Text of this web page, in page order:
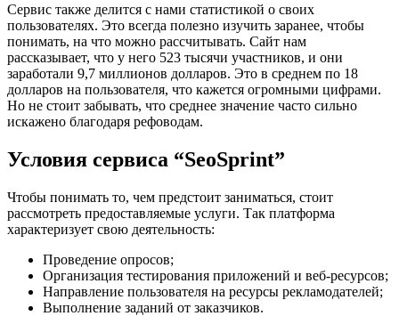
Сервис также делится с нами статистикой о своих
пользователях. Это всегда полезно изучить заранее, чтобы
понимать, на что можно рассчитывать. Сайт нам
рассказывает, что у него 523 тысячи участников, и они
заработали 9,7 миллионов долларов. Это в среднем по 18
долларов на пользователя, что кажется огромными цифрами.
Но не стоит забывать, что среднее значение часто сильно
искажено благодаря рефоводам.
Условия сервиса “SeoSprint”
Чтобы понимать то, чем предстоит заниматься, стоит
рассмотреть предоставляемые услуги. Так платформа
характеризует свою деятельность:
Проведение опросов;
Организация тестирования приложений и веб-ресурсов;
Направление пользователя на ресурсы рекламодателей;
Выполнение заданий от заказчиков.